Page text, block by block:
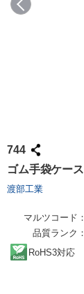
744
ゴム手袋ケース
渡部工業
マルツコード：
品質ランク：
RoHS3対応